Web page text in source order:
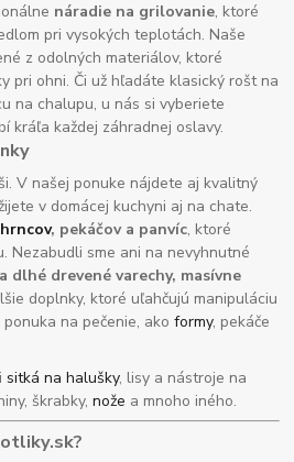
náradie na grilovanie, ktoré
pri vysokých teplotách. Naše
z odolných materiálov, ktoré
pri ohni. Či už hľadáte klasický rošt na
na chalupu, u nás si vyberiete
kráľa každej záhradnej oslavy.
V našej ponuke nájdete aj kvalitný
v domácej kuchyni aj na chate.
hrncov, pekáčov a panvíc, ktoré
Nezabudli sme ani na nevyhnutné
dlhé drevené varechy, masívne
doplnky, ktoré uľahčujú manipuláciu
ponuka na pečenie, akoformy, pekáče
sitká na halušky, lisy a nástroje na
škrabky,nože a mnoho iného.